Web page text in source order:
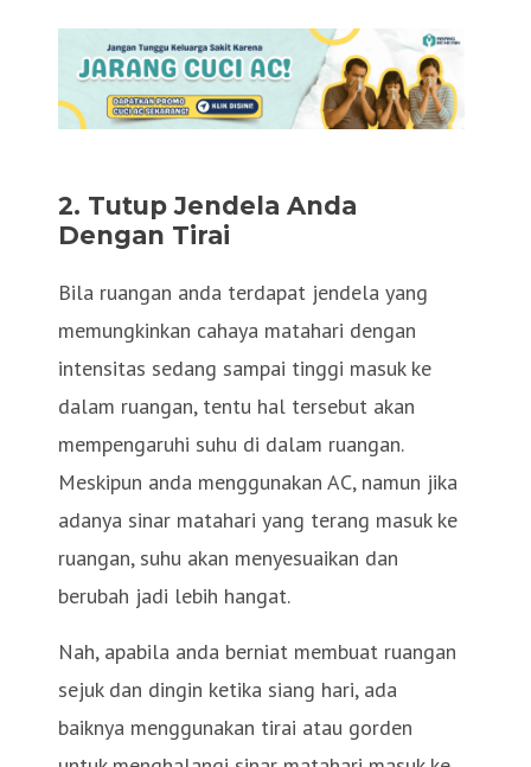
2. Tutup Jendela Anda
Dengan Tirai
Bila ruangan anda terdapat jendela yang
memungkinkan cahaya matahari dengan
intensitas sedang sampai tinggi masuk ke
dalam ruangan, tentu hal tersebut akan
mempengaruhi suhu di dalam ruangan.
Meskipun anda menggunakan AC, namun jika
adanya sinar matahari yang terang masuk ke
ruangan, suhu akan menyesuaikan dan
berubah jadi lebih hangat.
Nah, apabila anda berniat membuat ruangan
sejuk dan dingin ketika siang hari, ada
baiknya menggunakan tirai atau gorden